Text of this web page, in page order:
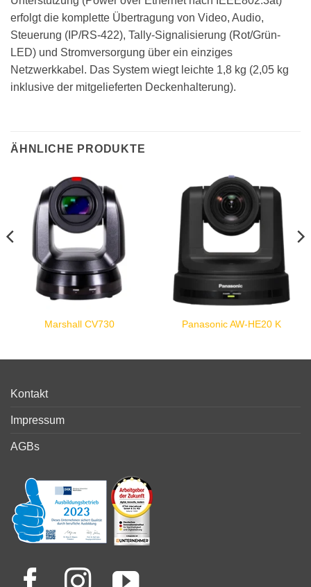
erfolgt die komplette Übertragung von Video, Audio,
Steuerung (IP/RS-422), Tally-Signalisierung (Rot/Grün-
LED) und Stromversorgung über ein einziges
Netzwerkkabel. Das System wiegt leichte 1,8 kg (2,05 kg
inklusive der mitgelieferten Deckenhalterung).
ÄHNLICHE PRODUKTE
Marshall CV730 Panasonic AW-HE20 K
Kontakt
Impressum
AGBs